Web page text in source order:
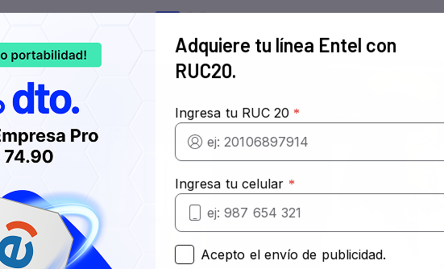
Adquiere tu línea Entel con
RUC20.
Acepto el envío de publicidad.